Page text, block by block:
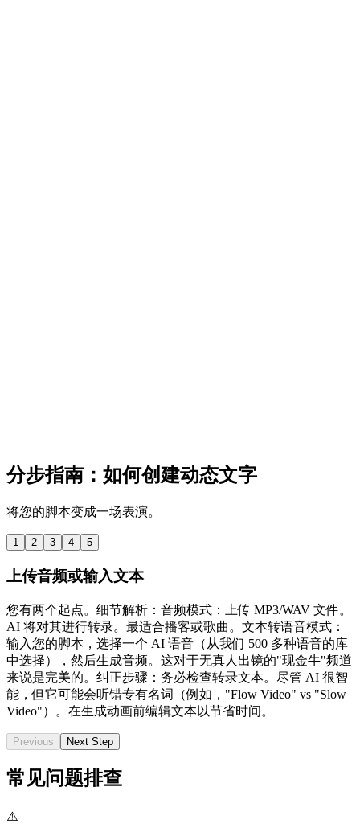
分步指南：如何创建动态文字
将您的脚本变成一场表演。
1 2 3 4 5
上传音频或输入文本
您有两个起点。细节解析：音频模式：上传 MP3/WAV 文件。
AI 将对其进行转录。最适合播客或歌曲。文本转语音模式：
输入您的脚本，选择一个 AI 语音（从我们 500 多种语音的库
中选择），然后生成音频。这对于无真人出镜的"现金牛"频道
来说是完美的。纠正步骤：务必检查转录文本。尽管 AI 很智
能，但它可能会听错专有名词（例如，"Flow Video" vs "Slow
Video"）。在生成动画前编辑文本以节省时间。
Previous Next Step
常见问题排查
⚠️